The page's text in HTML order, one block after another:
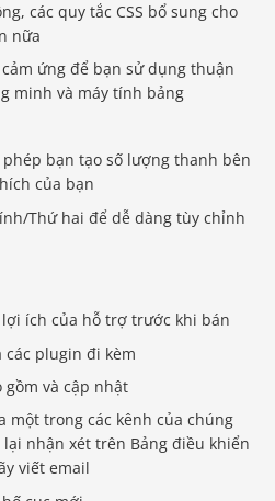
các quy tắc CSS bổ sung cho
nữa
ứng để bạn sử dụng thuận
minh và máy tính bảng
bạn tạo số lượng thanh bên
của bạn
Thứ hai để dễ dàng tùy chỉnh
ích của hỗ trợ trước khi bán
các plugin đi kèm
và cập nhật
một trong các kênh của chúng
nhận xét trên Bảng điều khiển
viết email